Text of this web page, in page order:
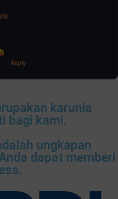
Reply
karunia
bagi kami.
ungkapan
dapat memberi